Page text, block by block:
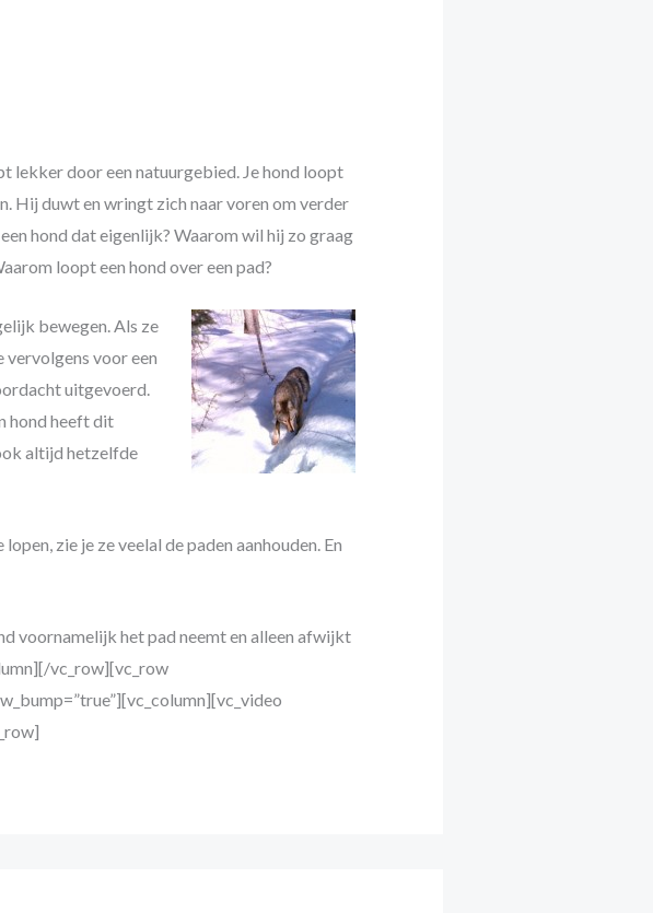
lekker door een natuurgebied. Je hond loopt
Hij duwt en wringt zich naar voren om verder
hond dat eigenlijk? Waarom wil hij zo graag
loopt een hond over een pad?
bewegen. Als ze
vervolgens voor een
uitgevoerd.
hond heeft dit
altijd hetzelfde
zie je ze veelal de paden aanhouden. En
voornamelijk het pad neemt en alleen afwijkt
vc_row][vc_row